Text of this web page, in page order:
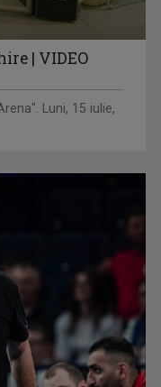
| VIDEO
Luni, 15 iulie,